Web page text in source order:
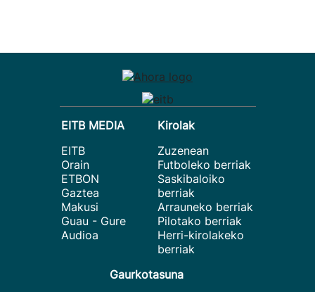
EITB MEDIA
EITB
Orain
ETBON
Gaztea
Makusi
Guau - Gure
Audioa
Kirolak
Zuzenean
Futboleko berriak
Saskibaloiko
berriak
Arrauneko berriak
Pilotako berriak
Herri-kirolakeko
berriak
Gaurkotasuna